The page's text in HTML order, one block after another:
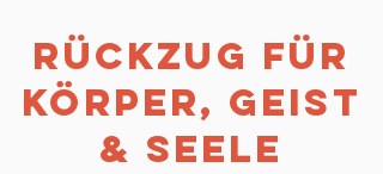
Rückzug für
Körper, Geist
& Seele